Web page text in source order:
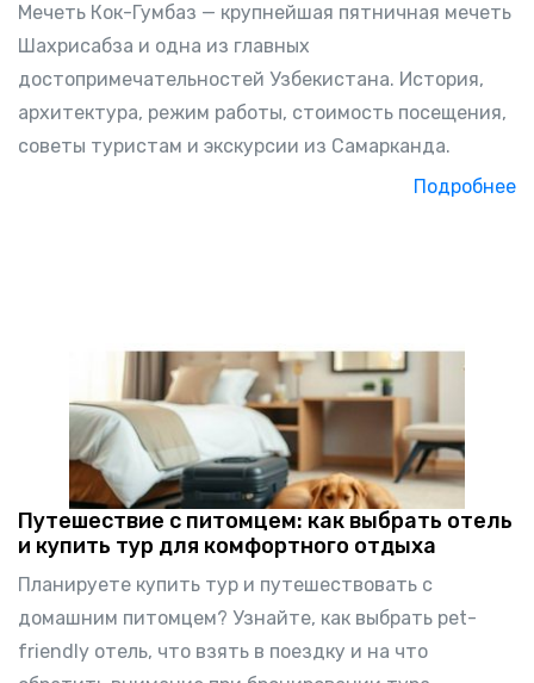
Мечеть Кок-Гумбаз — крупнейшая пятничная мечеть
Шахрисабза и одна из главных
достопримечательностей Узбекистана. История,
архитектура, режим работы, стоимость посещения,
советы туристам и экскурсии из Самарканда.
Подробнее
Путешествие с питомцем: как выбрать отель
и купить тур для комфортного отдыха
Планируете купить тур и путешествовать с
домашним питомцем? Узнайте, как выбрать pet-
friendly отель, что взять в поездку и на что